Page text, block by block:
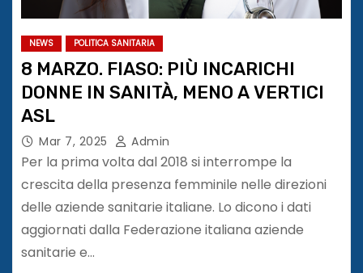
NEWS POLITICA SANITARIA
8 MARZO. FIASO: PIÙ INCARICHI
DONNE IN SANITÀ, MENO A VERTICI
ASL
Mar 7, 2025 Admin
Per la prima volta dal 2018 si interrompe la
crescita della presenza femminile nelle direzioni
delle aziende sanitarie italiane. Lo dicono i dati
aggiornati dalla Federazione italiana aziende
sanitarie e…